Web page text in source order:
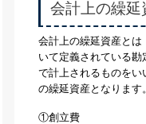
会計上の繰延
会計上の繰延資産とは
いて定義されている
で計上されるものを
の繰延資産となります。
①創立費